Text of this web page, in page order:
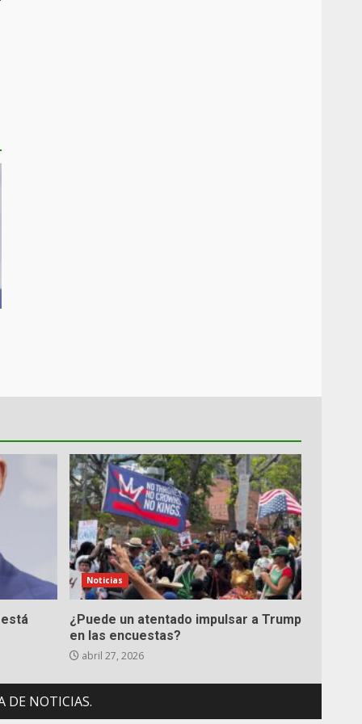
Noticias
¿Puede un atentado impulsar a Trump
en las encuestas?
abril 27, 2026
DE NOTICIAS.